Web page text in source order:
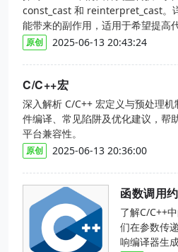
const_cast 和 reinterpret_cast。
能带来的副作用，适用于希望提高
原创 2025-06-13 20:43:24
C/C++宏
深入解析 C/C++ 宏定义与预处理
件编译、常见陷阱及优化建议，帮
平台兼容性。
原创 2025-06-13 20:36:00
函数调用
了解C/C++
们在参数传
响编译器生